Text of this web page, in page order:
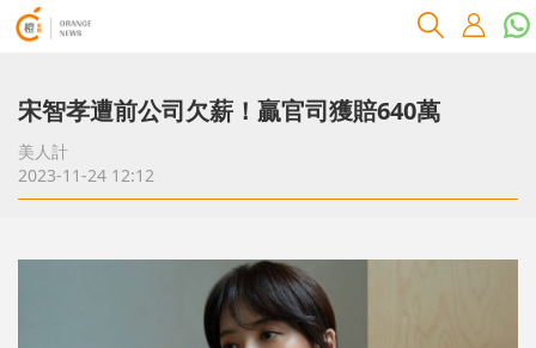
宋智孝遭前公司欠薪！贏官司獲賠640萬
美人計
2023-11-24 12:12